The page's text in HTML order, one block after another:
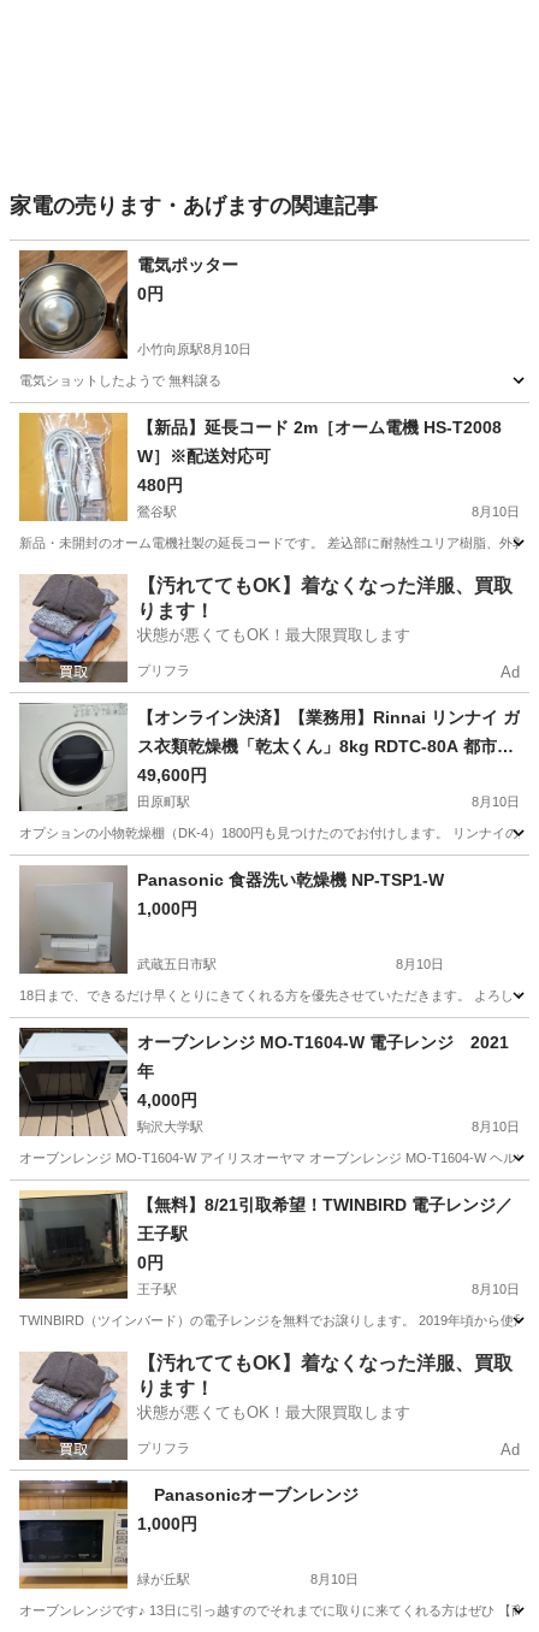
家電の売ります・あげますの関連記事
電気ポッター
0円
小竹向原駅8月10日
電気ショットしたようで 無料譲る
東京 板橋区 小竹向原駅 キッチン家電 ポッター
【新品】延長コード 2m［オーム電機 HS-T2008
W］※配送対応可
480円
鶯谷駅 8月10日
新品・未開封のオーム電機社製の延長コードです。 差込部に耐熱性ユリア樹脂、外
東京 台東区 鶯谷駅 生活家電 東京 台東区 入谷駅
生活家電 延長コード
【汚れててもOK】着なくなった洋服、買取
ります！
状態が悪くてもOK！最大限買取します
プリフラ Ad
【オンライン決済】【業務用】Rinnai リンナイ ガ
ス衣類乾燥機「乾太くん」8kg RDTC-80A 都市ガ
ス｜8月中の引取限定
49,600円
田原町駅 8月10日
オプションの小物乾燥棚（DK-4）1800円も見つけたのでお付けします。 リンナイの
生活家電
Panasonic 食器洗い乾燥機 NP-TSP1-W
1,000円
武蔵五日市駅 8月10日
18日まで、できるだけ早くとりにきてくれる方を優先させていただきます。 よろしく
東京 あきる野市 武蔵五日市駅
オーブンレンジ MO-T1604-W 電子レンジ 2021
年
4,000円
駒沢大学駅 8月10日
オーブンレンジ MO-T1604-W アイリスオーヤマ オーブンレンジ MO-T1604-W ヘル
東京 世田谷区 駒沢大学駅 キッチン家電
【無料】8/21引取希望！TWINBIRD 電子レンジ／
王子駅
0円
王子駅 8月10日
TWINBIRD（ツインバード）の電子レンジを無料でお譲りします。 2019年頃から使
東京 北区 王子駅 キッチン家電 TWINBIRD
【汚れててもOK】着なくなった洋服、買取
ります！
状態が悪くてもOK！最大限買取します
プリフラ Ad
Panasonicオーブンレンジ
1,000円
緑が丘駅 8月10日
オーブンレンジです♪ 13日に引っ越すのでそれまでに取りに来てくれる方はぜひ 【商